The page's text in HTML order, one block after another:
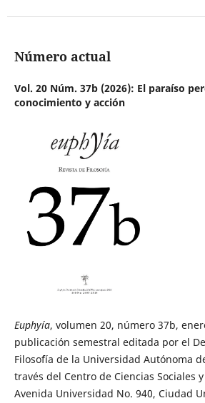
Número actual
Vol. 20 Núm. 37b (2026): El paraíso
conocimiento y acción
Euphyía, volumen 20, número 37b,
publicación semestral editada por el
Filoso´fía de la Universidad Autónoma
través del Centro de Ciencias Sociales
Avenida Universidad No. 940, Ciudad